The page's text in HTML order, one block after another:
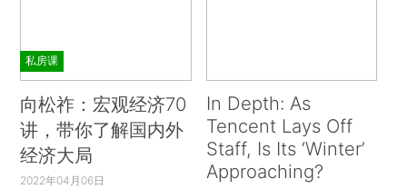
私房课
向松祚：宏观经济70
讲，带你了解国内外
经济大局
2022年04月06日
In Depth: As
Tencent Lays Off
Staff, Is Its ‘Winter’
Approaching?